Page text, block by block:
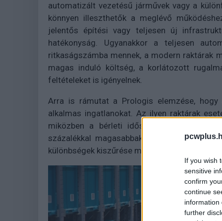
If you wish
sensitive
confirm
continue
information
further
automatizált vezetésű járművek vagy a
könnyen illeszthetők a meglévő
jelentős építési vagy teljesen új
hatékonyság. Ugyanakkor a teljesen
ritkaságszámba mennek, a modern raktárak
magas induló költség, a korlátozott
feltételeket is igényelnek.
Arra is rámutat a Prologis elemzése,
alkalmas ingatlanokat. Az ilyen raktárak
miközben a bérleti időszak átlagosan
százalékkal magasabbak a nem
különbségek kiszűrése mellett is.